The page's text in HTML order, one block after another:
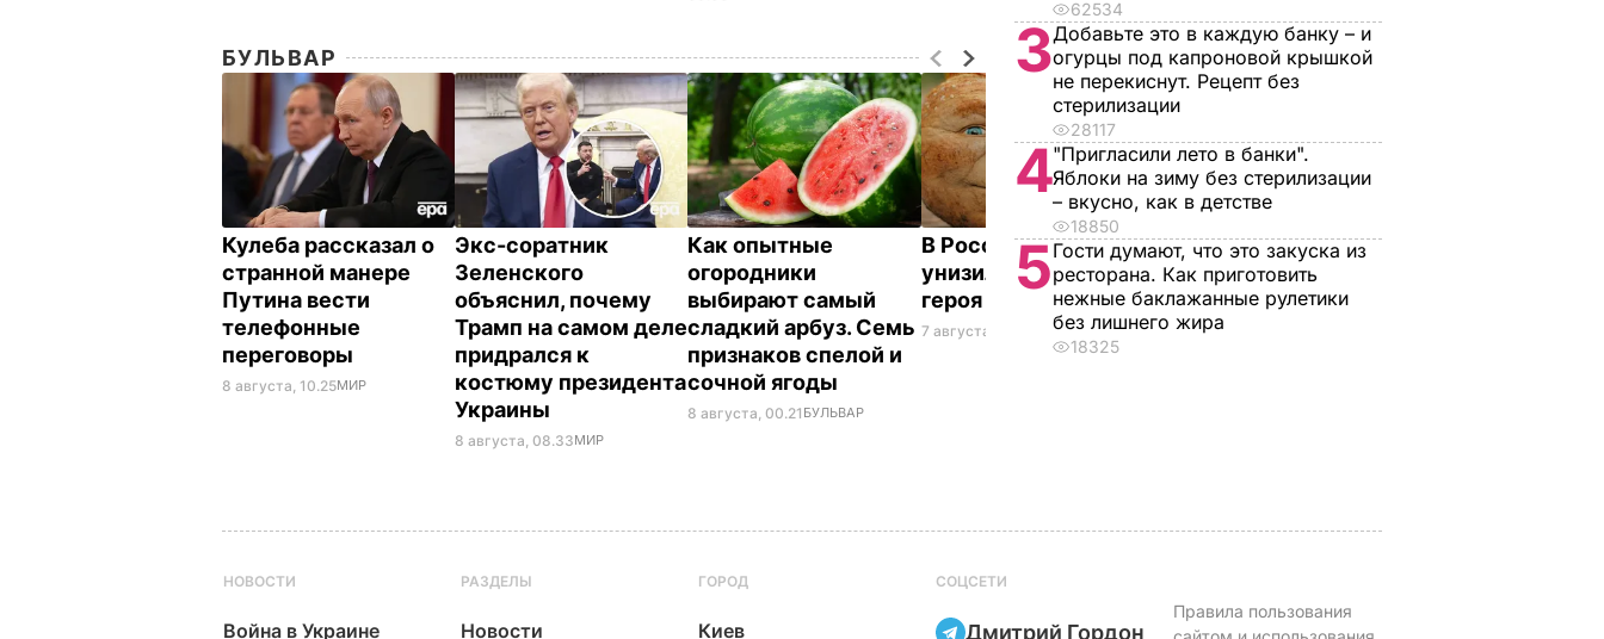
БУЛЬВАР
Кулеба рассказал о
странной манере
Путина вести
телефонные
переговоры
8 августа, 10.25МИР
Экс-соратник
Зеленского
объяснил, почему
Трамп на самом деле
придрался к
костюму президента
Украины
8 августа, 08.33МИР
Как опытные
огородники
выбирают самый
сладкий арбуз. Семь
признаков спелой и
сочной ягоды
8 августа, 00.21 БУЛЬВАР
В России жестоко
унизили любимого
героя Путина
7 августа, 23.32 БУЛЬВАР
"Димка был вроде
нормальный, пока не
сбухался". В сеть
попали снимки
62534
3Добавьте это в каждую банку – и
огурцы под капроновой крышкой
не перекиснут. Рецепт без
стерилизации
28117
4"Пригласили лето в банки".
Яблоки на зиму без стерилизации
– вкусно, как в детстве
18850
5Гости думают, что это закуска из
ресторана. Как приготовить
нежные баклажанные рулетики
без лишнего жира
18325
НОВОСТИ
Война в Украине
РАЗДЕЛЫ
Новости
ГОРОД
Киев
СОЦСЕТИ
Дмитрий Гордон
Правила пользования